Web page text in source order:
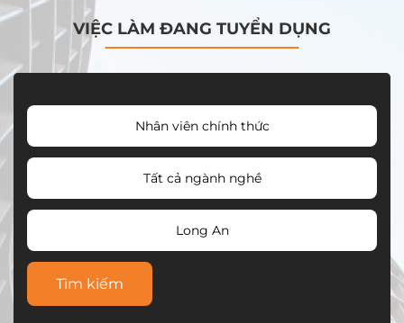
VIỆC LÀM ĐANG TUYỂN DỤNG
Nhân viên chính thức
Tất cả ngành nghề
Long An
Tìm kiếm